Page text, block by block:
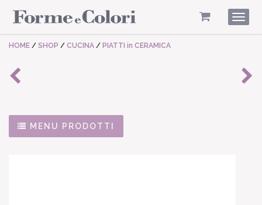
HOME / SHOP / CUCINA / PIATTI in CERAMICA
MENU PRODOTTI